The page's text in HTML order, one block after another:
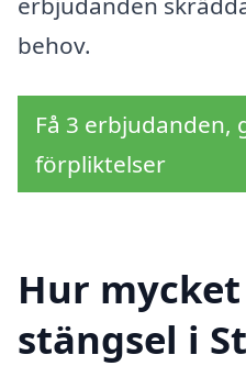
behov.
Få 3 erbjudanden,
förpliktelser
Hur
stängsel i